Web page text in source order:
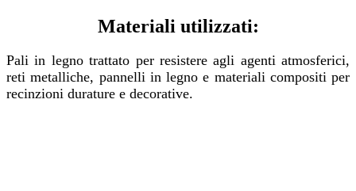
Materiali utilizzati:
Pali in legno trattato per resistere agli agenti atmosferici,
reti metalliche, pannelli in legno e materiali compositi per
recinzioni durature e decorative.